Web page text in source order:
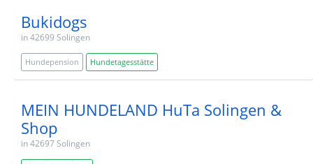
Bukidogs
in 42699 Solingen
Hundepension Hundetagesstätte
MEIN HUNDELAND HuTa Solingen &
Shop
in 42697 Solingen